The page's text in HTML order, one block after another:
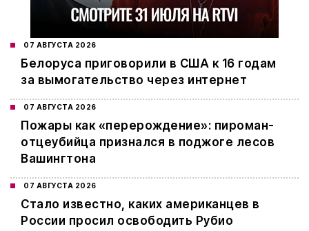
07 АВГУСТА 2026
Белоруса приговорили в США к 16 годам
за вымогательство через интернет
07 АВГУСТА 2026
Пожары как «перерождение»: пироман-
отцеубийца признался в поджоге лесов
Вашингтона
07 АВГУСТА 2026
Стало известно, каких американцев в
России просил освободить Рубио